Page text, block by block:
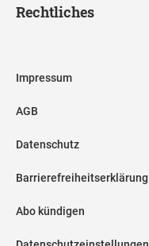
Rechtliches
Impressum
AGB
Datenschutz
Barrierefreiheitserklärung
Abo kündigen